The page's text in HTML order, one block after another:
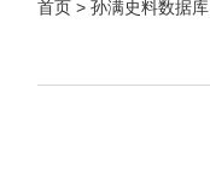
首页 > 孙满史料数据库